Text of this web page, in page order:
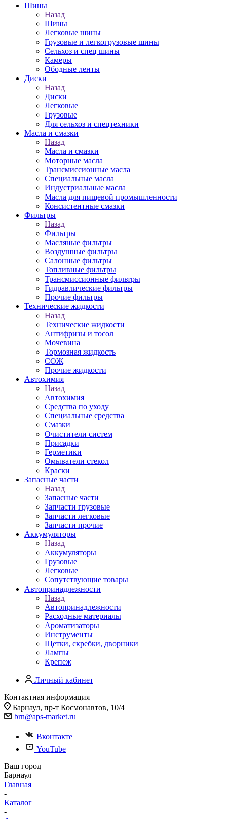
Шины
Назад
Шины
Легковые шины
Грузовые и легкогрузовые шины
Сельхоз и спец шины
Камеры
Ободные ленты
Диски
Назад
Диски
Легковые
Грузовые
Для сельхоз и спецтехники
Масла и смазки
Назад
Масла и смазки
Моторные масла
Трансмиссионные масла
Специальные масла
Индустриальные масла
Масла для пищевой промышленности
Консистентные смазки
Фильтры
Назад
Фильтры
Масляные фильтры
Воздушные фильтры
Салонные фильтры
Топливные фильтры
Трансмиссионные фильтры
Гидравлические фильтры
Прочие фильтры
Технические жидкости
Назад
Технические жидкости
Антифризы и тосол
Мочевина
Тормозная жидкость
СОЖ
Прочие жидкости
Автохимия
Назад
Автохимия
Средства по уходу
Специальные средства
Смазки
Очистители систем
Присадки
Герметики
Омыватели стекол
Краски
Запасные части
Назад
Запасные части
Запчасти грузовые
Запчасти легковые
Запчасти прочие
Аккумуляторы
Назад
Аккумуляторы
Грузовые
Легковые
Сопутствующие товары
Автопринадлежности
Назад
Автопринадлежности
Расходные материалы
Ароматизаторы
Инструменты
Щетки, скребки, дворники
Лампы
Крепеж
Личный кабинет
Контактная информация
Барнаул, пр-т Космонавтов, 10/4
brn@aps-market.ru
Вконтакте
YouTube
Ваш город
Барнаул
Главная
-
Каталог
-